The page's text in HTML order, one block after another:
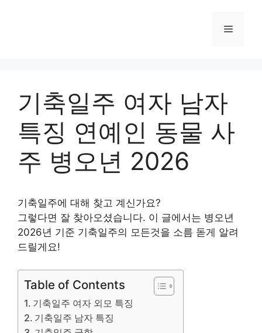
Menu
기축일주 여자 남자
특징 연예인 동물 사
주 병오년 2026
기축일주에 대해 찾고 계신가요?
그렇다면 잘 찾아오셨습니다. 이 글에서는 병오년
2026년 기준 기축일주의 모든것을 소름 돋게 알려
드릴게요!
Table of Contents
기축일주 여자 외모 특징
기축일주 남자 특징